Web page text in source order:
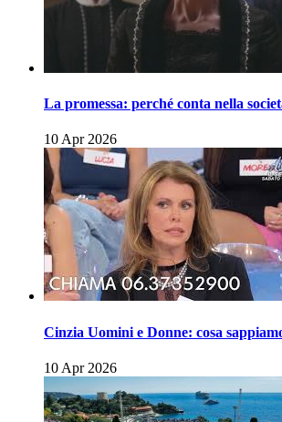
La promessa: perché conta nella
10 Apr 2026
Cinzia Uomini e Donne: cosa
10 Apr 2026